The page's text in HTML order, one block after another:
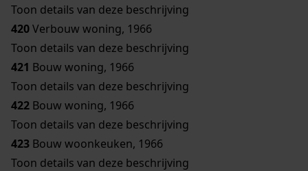
Toon details van deze beschrijving
420Verbouw woning, 1966
Toon details van deze beschrijving
421 Bouw woning, 1966
Toon details van deze beschrijving
422 Bouw woning, 1966
Toon details van deze beschrijving
423 Bouw woonkeuken, 1966
Toon details van deze beschrijving